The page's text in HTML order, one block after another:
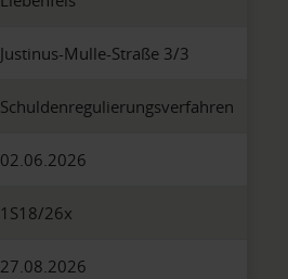
Justinus-Mulle-Straße 3/3
Schuldenregulierungsverfahren
02.06.2026
1S18/26x
27.08.2026